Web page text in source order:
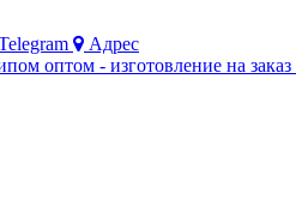
Адрес